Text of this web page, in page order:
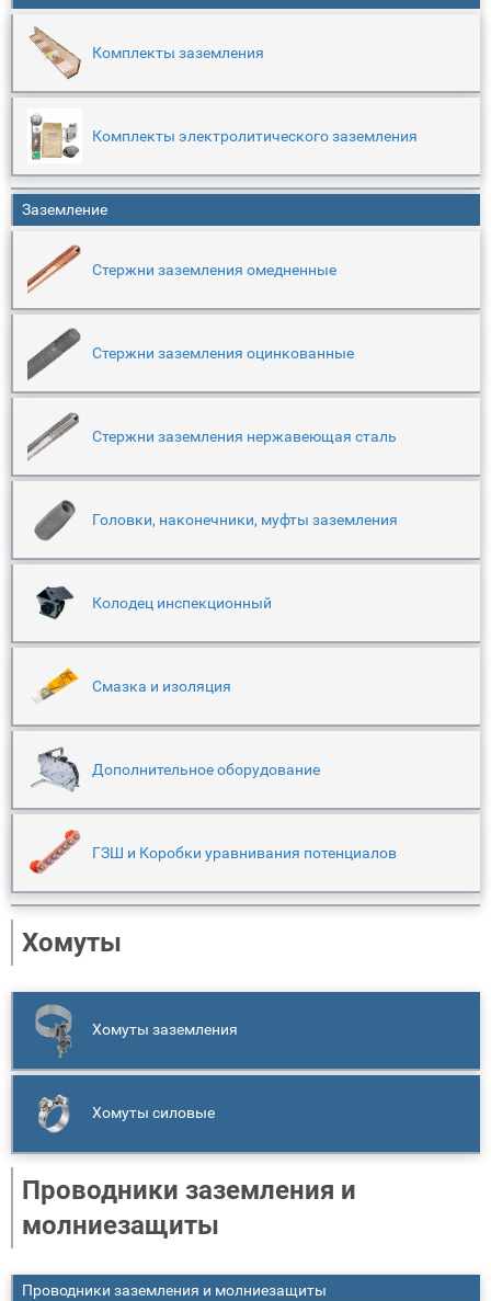
Комплекты заземления
Комплекты электролитического заземления
Заземление
Стержни заземления омедненные
Стержни заземления оцинкованные
Стержни заземления нержавеющая сталь
Головки, наконечники, муфты заземления
Колодец инспекционный
Смазка и изоляция
Дополнительное оборудование
ГЗШ и Коробки уравнивания потенциалов
Хомуты
Хомуты заземления
Хомуты силовые
Проводники заземления и
молниезащиты
Проводники заземления и молниезащиты